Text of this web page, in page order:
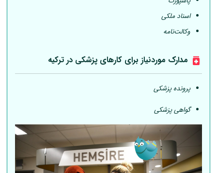
اسناد ملکی
وکالت‌نامه
مدارک موردنیاز برای کارهای پزشکی در ترکیه
پرونده پزشکی
گواهی پزشکی